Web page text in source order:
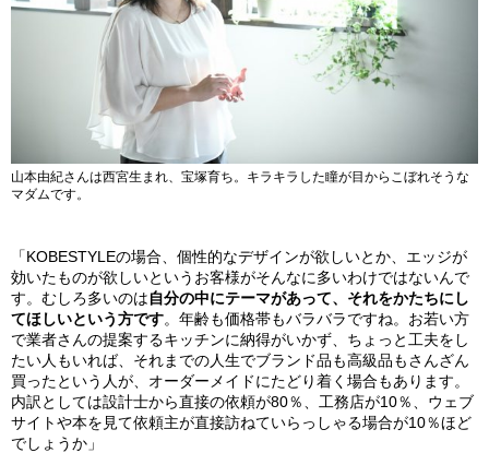
山本由紀さんは西宮生まれ、宝塚育ち。キラキラした瞳が目からこぼれそうな
マダムです。
「KOBESTYLEの場合、個性的なデザインが欲しいとか、エッジが
効いたものが欲しいというお客様がそんなに多いわけではないんで
す。むしろ多いのは自分の中にテーマがあって、それをかたちにし
てほしいという方です。年齢も価格帯もバラバラですね。お若い方
で業者さんの提案するキッチンに納得がいかず、ちょっと工夫をし
たい人もいれば、それまでの人生でブランド品も高級品もさんざん
買ったという人が、オーダーメイドにたどり着く場合もあります。
内訳としては設計士から直接の依頼が80％、工務店が10％、ウェブ
サイトや本を見て依頼主が直接訪ねていらっしゃる場合が10％ほど
でしょうか」